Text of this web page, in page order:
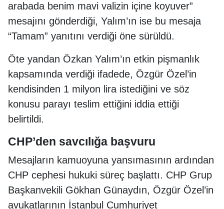
arabada benim mavi valizin içine koyuver”
mesajını gönderdiği, Yalım’ın ise bu mesaja
“Tamam” yanıtını verdiği öne sürüldü.
Öte yandan Özkan Yalım’ın etkin pişmanlık
kapsamında verdiği ifadede, Özgür Özel’in
kendisinden 1 milyon lira istediğini ve söz
konusu parayı teslim ettiğini iddia ettiği
belirtildi.
CHP’den savcılığa başvuru
Mesajların kamuoyuna yansımasının ardından
CHP cephesi hukuki süreç başlattı. CHP Grup
Başkanvekili Gökhan Günaydın, Özgür Özel’in
avukatlarının İstanbul Cumhuriyet